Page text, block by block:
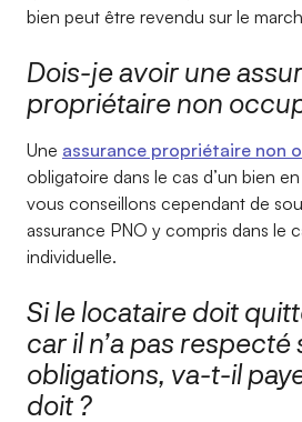
bien peut être revendu sur le
Dois-je avoir une
propriétaire non
Une assurance propriétaire non
obligatoire dans le cas d’un bien
vous conseillons cependant de
assurance PNO y compris dans le
individuelle.
Si le locataire doit
car il n’a pas respecté
obligations, va-t-il
doit ?